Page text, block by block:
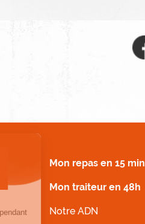
Mon repas en 15 min
Mon traiteur en 48h
Notre ADN